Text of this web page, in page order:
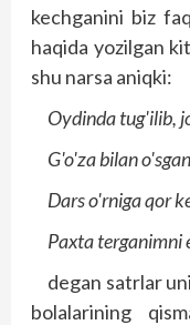
kechganini biz
haqida yozilgan
shu narsa aniqki:
Oydinda tug'ilib,
G'o'za bilan
Dars o'rniga qor
Paxta terganimni
degan satrlar
bolalarining